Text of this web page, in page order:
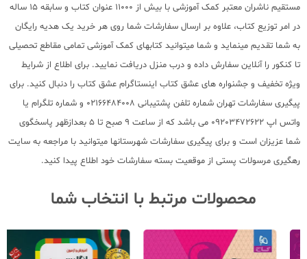
مستقیم ناشران معتبر کمک آموزشی با بیش از 11000 عنوان کتاب و سابقه 15 ساله
در امر توزیع کتاب، علاوه بر ارسال سفارشات شما روی هر خرید یک هدیه رایگان
به شما تقدیم مینماید و شما میتوانید کتابهای کمک آموزشی تمامی مقاطع تحصیلی
تا کنکور را آنلاین سفارش داده و درب منزل دریافت نمایید. برای اطلاع از شرایط
ویژه تخفیف و جشنواره های عشق کتاب اینستاگرام عشق کتاب را دنبال کنید. برای
پیگیری سفارشات تهران شماره تلفن پشتیبانی 02166484008 و شماره تلگرام یا
واتس اپ 09203472622 می باشد که از ساعت 9 صبح تا 5 بعدازظهر پاسخگوی
شما عزیزان است و برای پیگیری سفارشات شهرستانها میتوانید با مراجعه به سایت
رهگیری مرسولات پستی از موقعیت بسته سفارشات خود اطلاع پیدا کنید.
محصولات مرتبط با انتخاب شما